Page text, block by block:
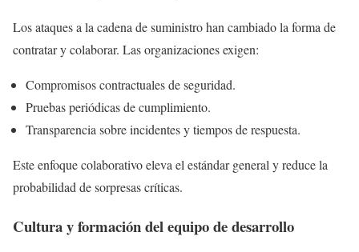
Los ataques a la cadena de suministro han cambiado la forma de
contratar y colaborar. Las organizaciones exigen:
Compromisos contractuales de seguridad.
Pruebas periódicas de cumplimiento.
Transparencia sobre incidentes y tiempos de respuesta.
Este enfoque colaborativo eleva el estándar general y reduce la
probabilidad de sorpresas críticas.
Cultura y formación del equipo de desarrollo